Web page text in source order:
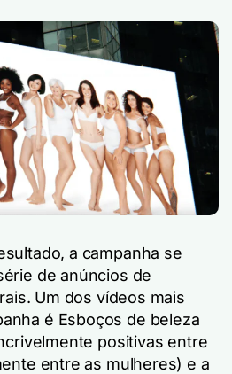
a campanha se
de anúncios de
Um dos vídeos mais
é Esboços de beleza
positivas entre
entre as mulheres) e a